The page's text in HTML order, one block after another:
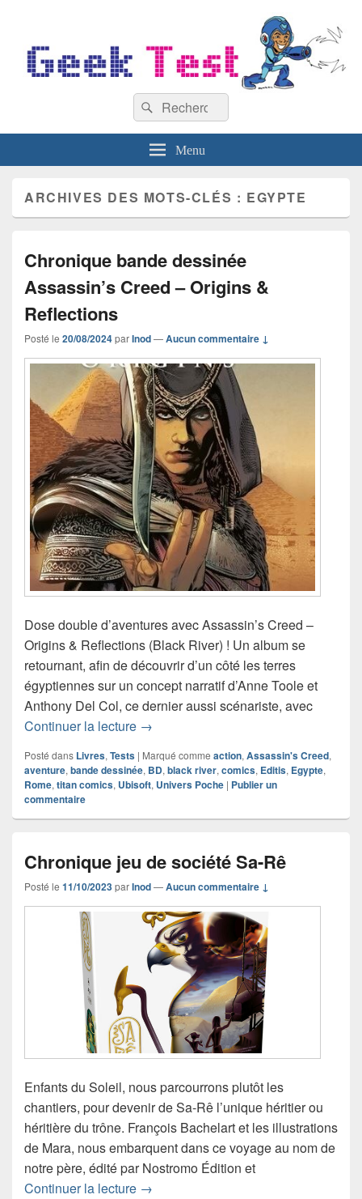
Recherche :
Rechercher
Menu
ARCHIVES DES MOTS-CLÉS : EGYPTE
Chronique bande dessinée
Assassin’s Creed – Origins &
Reflections
Posté le 20/08/2024parInod—Aucun commentaire ↓
Dose double d’aventures avec Assassin’s Creed –
Origins & Reflections (Black River) ! Un album se
retournant, afin de découvrir d’un côté les terres
égyptiennes sur un concept narratif d’Anne Toole et
Anthony Del Col, ce dernier aussi scénariste, avec
Continuer la lecture Chronique bande dessinée
→
Posté dans Livres, Tests | Marqué comme action, Assassin's Creed,
aventure, bande dessinée, BD, black river, comics, Editis, Egypte,
Rome, titan comics, Ubisoft, Univers Poche | Publier un
commentaire
Chronique jeu de société Sa-Rê
Posté le 11/10/2023parInod—Aucun commentaire ↓
Enfants du Soleil, nous parcourrons plutôt les
chantiers, pour devenir de Sa-Rê l’unique héritier ou
héritière du trône. François Bachelart et les illustrations
de Mara, nous embarquent dans ce voyage au nom de
notre père, édité par Nostromo Édition et
Continuer la lecture Chronique jeu de société Sa-Rê
→